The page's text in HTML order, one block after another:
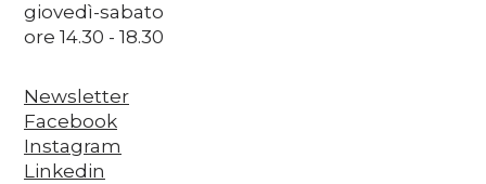
giovedì-sabato
ore 14.30 - 18.30
Newsletter
Facebook
Instagram
Linkedin